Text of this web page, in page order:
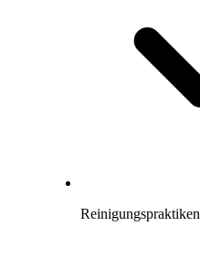
Reinigungspraktiken